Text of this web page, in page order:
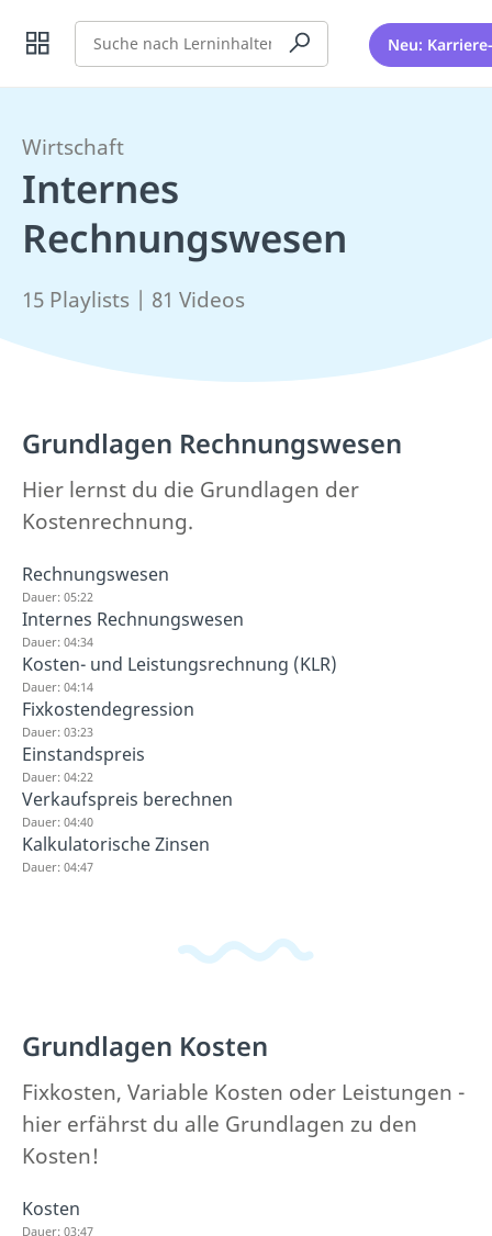
Suche Neu:
Wirtschaft
Internes
Rechnungswesen
15 Playlists | 81 Videos
Grundlagen Rechnungswesen
Hier lernst du die Grundlagen der
Kostenrechnung.
Rechnungswesen
Dauer: 05:22
Internes Rechnungswesen
Dauer: 04:34
Kosten- und Leistungsrechnung (KLR)
Dauer: 04:14
Fixkostendegression
Dauer: 03:23
Einstandspreis
Dauer: 04:22
Verkaufspreis berechnen
Dauer: 04:40
Kalkulatorische Zinsen
Dauer: 04:47
Grundlagen Kosten
Fixkosten, Variable Kosten oder Leistungen -
hier erfährst du alle Grundlagen zu den
Kosten!
Kosten
Dauer: 03:47